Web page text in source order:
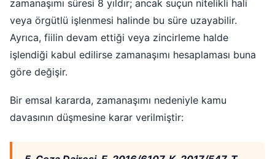
zamanaşımı süresi 8 yıldır; ancak suçun nitelikli hali
veya örgütlü işlenmesi halinde bu süre uzayabilir.
Ayrıca, fiilin devam ettiği veya zincirleme halde
işlendiği kabul edilirse zamanaşımı hesaplaması buna
göre değişir.
Bir emsal kararda, zamanaşımı nedeniyle kamu
davasının düşmesine karar verilmiştir: